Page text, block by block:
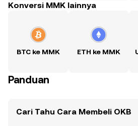
Konversi MMK lainnya
BTC ke MMK ETH ke MMK
Panduan
Cari Tahu Cara Membeli OKB